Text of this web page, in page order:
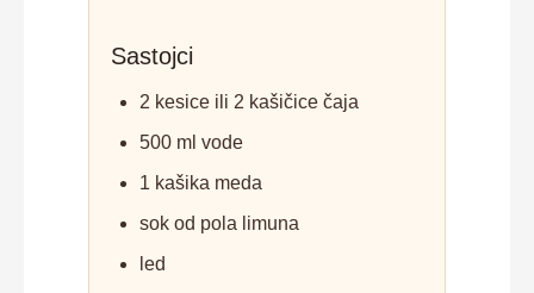
Sastojci
2 kesice ili 2 kašičice čaja
500 ml vode
1 kašika meda
sok od pola limuna
led